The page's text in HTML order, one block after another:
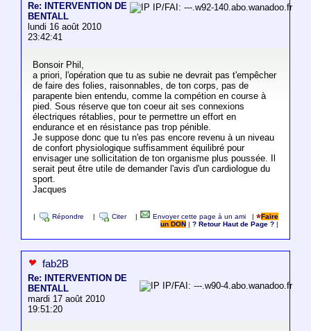
Re: INTERVENTION DE
BENTALL
lundi 16 août 2010
23:42:41
IP/FAI: ---.w92-140.abo.wanadoo.fr
Bonsoir Phil,
a priori, l'opération que tu as subie ne devrait pas t'empêcher
de faire des folies, raisonnables, de ton corps, pas de
parapente bien entendu, comme la compétion en course à
pied. Sous réserve que ton coeur ait ses connexions
électriques rétablies, pour te permettre un effort en
endurance et en résistance pas trop pénible.
Je suppose donc que tu n'es pas encore revenu à un niveau
de confort physiologique suffisamment équilibré pour
envisager une sollicitation de ton organisme plus poussée. Il
serait peut être utile de demander l'avis d'un cardiologue du
sport.
Jacques
Répondre Citer Envoyer cette page à un ami |
Faire
un DON
|? Retour Haut de Page ?
fab2B
Re: INTERVENTION DE
BENTALL
mardi 17 août 2010
19:51:20
IP/FAI: ---.w90-4.abo.wanadoo.fr